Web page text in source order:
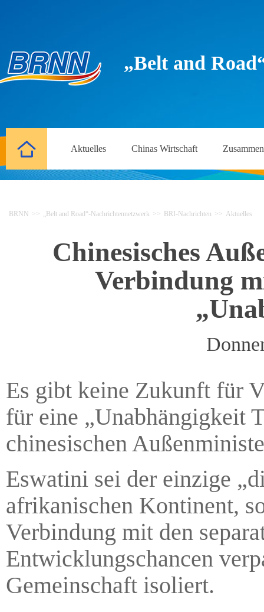
„Belt and
Aktuelles Chinas Wirtschaft
BRNN >> „Belt and Road“-Nachrichtennetzwerk >> BRI-Nachrichten >> Aktuelles
Chinesisches
Verbindung
Es gibt keine Zukunft für
für eine „Unabhängigkeit
chinesischen
Eswatini sei der einzige
afrikanischen Kontinent,
Verbindung mit den
Entwicklungschancen
Gemeinschaft isoliert.